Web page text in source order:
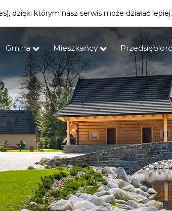
Gmina Mieszkańcy
dzięki którym nasz serwis może działać lepiej.